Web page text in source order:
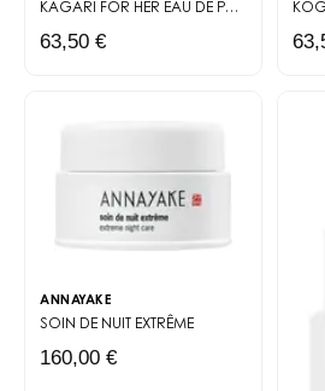
KAGARI FOR HER EAU DE PARFUM FÉMININE DE LA COLLECTION GODAÏ, HOMMAGE AU FEU — CŒUR FLORAL GOURMAND, SILLAGE BOISÉ.
63,50 €
ANNAYAKE
SOIN DE NUIT EXTRÊME
160,00 €